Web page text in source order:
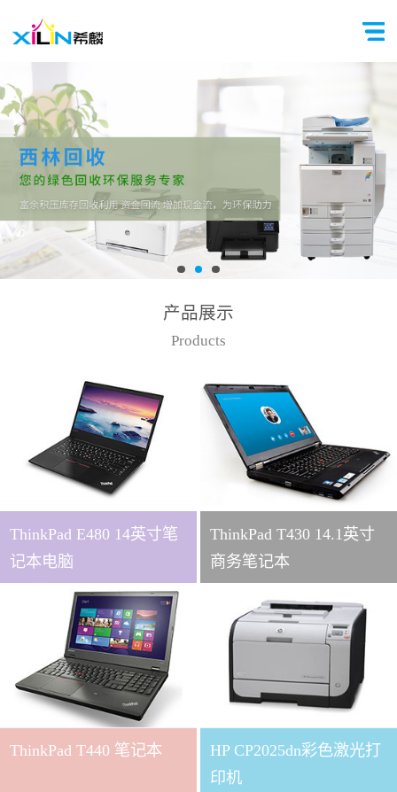
产品展示
Products
ThinkPad E480 14英寸笔
记本电脑
ThinkPad T430 14.1英寸
商务笔记本
ThinkPad T440 笔记本
HP CP2025dn彩色激光打
印机